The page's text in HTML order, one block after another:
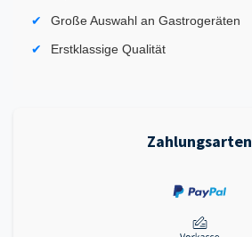
Große Auswahl an Gastrogeräten
Erstklassige Qualität
Zahlungsarten